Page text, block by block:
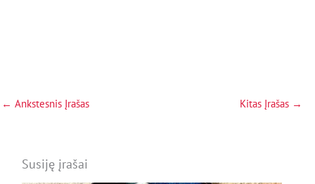
← Ankstesnis Įrašas Kitas Įrašas →
Susiję įrašai